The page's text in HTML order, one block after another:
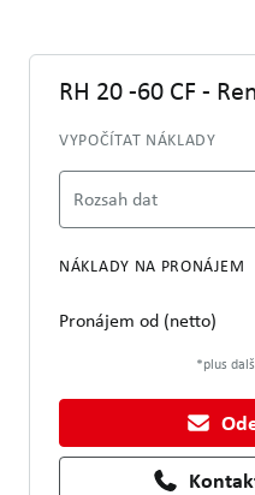
RH 20 -60 CF -
VYPOČÍTAT NÁKLADY
Rozsah dat
NÁKLADY NA PRONÁJEM
Pronájem od (netto)
*plus